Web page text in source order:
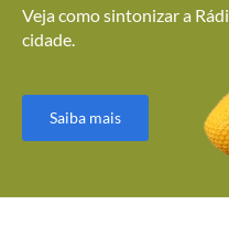
Veja como sintonizar a
cidade.
Saiba mais